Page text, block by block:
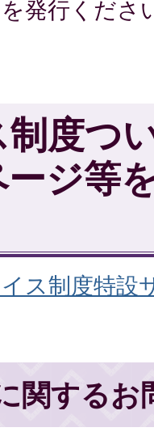
発行くださ
度つ
ジ等
ス制度特設
関するお